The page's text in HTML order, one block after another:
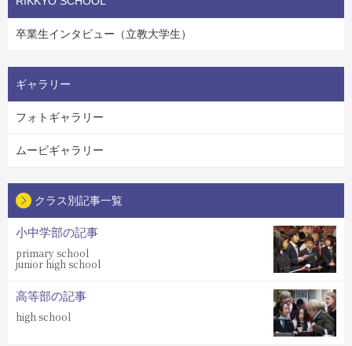
卒業生インタビュー（立教大学生）
ギャラリー
フォトギャラリー
ムービギャラリー
クラス別記事一覧
小中学部の記事
primary school
junior high school
高等部の記事
high school